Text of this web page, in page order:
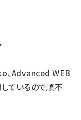
Advanced WEB
ているので順不